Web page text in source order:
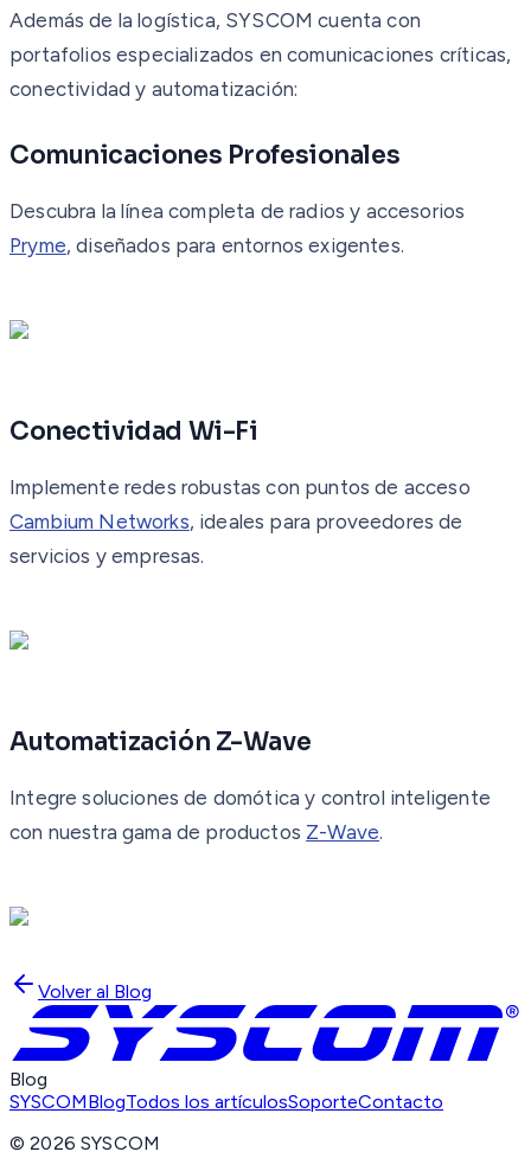
Además de la logística, SYSCOM cuenta con
portafolios especializados en comunicaciones críticas,
conectividad y automatización:
Comunicaciones Profesionales
Descubra la línea completa de radios y accesorios
Pryme, diseñados para entornos exigentes.
Conectividad Wi-Fi
Implemente redes robustas con puntos de acceso
Cambium Networks, ideales para proveedores de
servicios y empresas.
Automatización Z-Wave
Integre soluciones de domótica y control inteligente
con nuestra gama de productos Z-Wave.
Volver al Blog
Blog
SYSCOMBlogTodos los artículosSoporteContacto
©2026 SYSCOM